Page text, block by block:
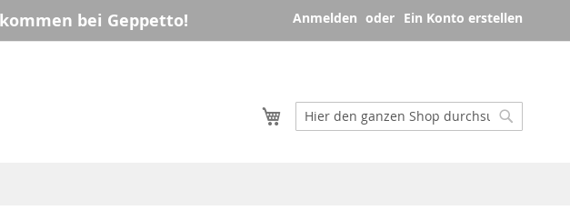
bei Geppetto! Anmelden Ein Konto erstellen
Mein Warenkorb
Suche